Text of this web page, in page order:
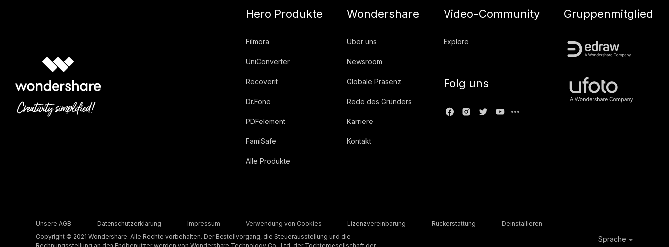
Hero Produkte
Filmora
UniConverter
Recoverit
Dr.Fone
PDFelement
FamiSafe
Alle Produkte
Wondershare
Über uns
Newsroom
Globale Präsenz
Rede des Gründers
Karriere
Kontakt
Video-Community
Explore
Folg uns
Gruppenmitglied
Unsere AGB Datenschutzerklärung Impressum Verwendung von Cookies Lizenzvereinbarung Rückerstattung
Deinstallieren
Copyright © 2021 Wondershare. Alle Rechte vorbehalten. Der Bestellvorgang, die Steuerausstellung und die
Rechnungsstellung an den Endbenutzer werden von Wondershare Technology Co., Ltd, der Tochtergesellschaft der
Sprache